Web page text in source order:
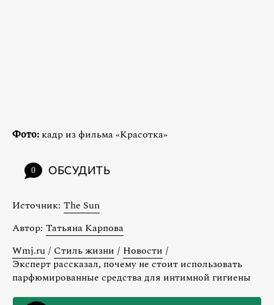
Фото: кадр из фильма «Красотка»
0 ОБСУДИТЬ
Источник: The Sun
Автор: Татьяна Карпова
Wmj.ru / Стиль жизни / Новости /
Эксперт рассказал, почему не стоит использовать
парфюмированные средства для интимной гигиены